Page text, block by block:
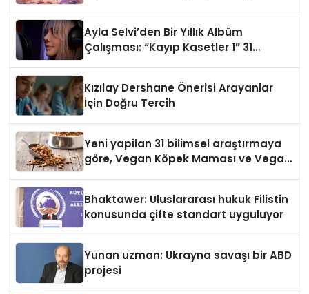
Ayla Selvi’den Bir Yıllık Albüm
Çalışması: “Kayıp Kasetler 1” 31
Kızılay Dershane Önerisi Arayanlar
İçin Doğru Tercih
Yeni yapilan 31 bilimsel araştırmaya
göre, Vegan Köpek Maması ve Vegan
Bhaktawer: Uluslararası hukuk Filistin
konusunda çifte standart uyguluyor
Yunan uzman: Ukrayna savaşı bir ABD
projesi